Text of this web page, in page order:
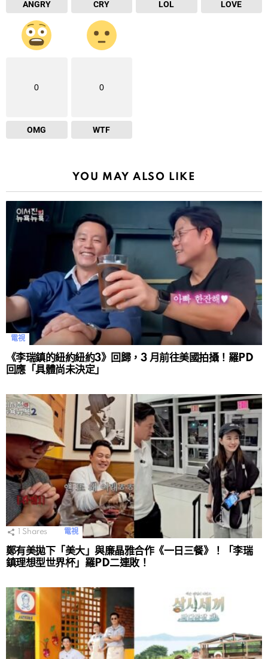
ANGRY CRY LOL LOVE
0
OMG
0
WTF
YOU MAY ALSO LIKE
電視
《李瑞鎮的紐約紐約3》回歸，3 月前往美國拍攝！羅PD
回應「具體尚未決定」
Shares 電視
鄭有美拋下「美大」與廉晶雅合作《一日三餐》！「李瑞
鎮理想型世界杯」羅PD二連敗！